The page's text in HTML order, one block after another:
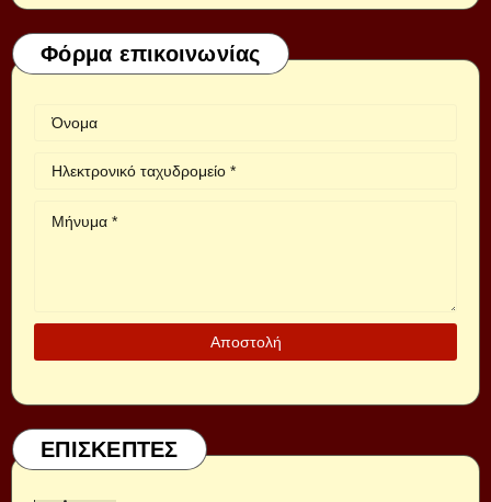
Φόρμα επικοινωνίας
ΕΠΙΣΚΕΠΤΕΣ